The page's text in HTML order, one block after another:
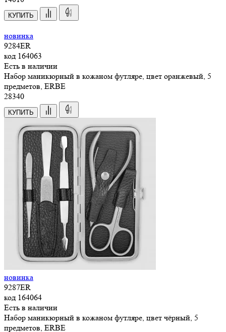
КУПИТЬ
новинка
9284ER
код 164063
Есть в наличии
Набор маникюрный в кожаном футляре, цвет оранжевый, 5
предметов, ERBE
28340
КУПИТЬ
новинка
9287ER
код 164064
Есть в наличии
Набор маникюрный в кожаном футляре, цвет чёрный, 5
предметов, ERBE